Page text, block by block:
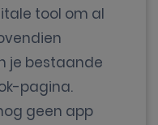
tool om al
je bestaande
pagina.
geen app